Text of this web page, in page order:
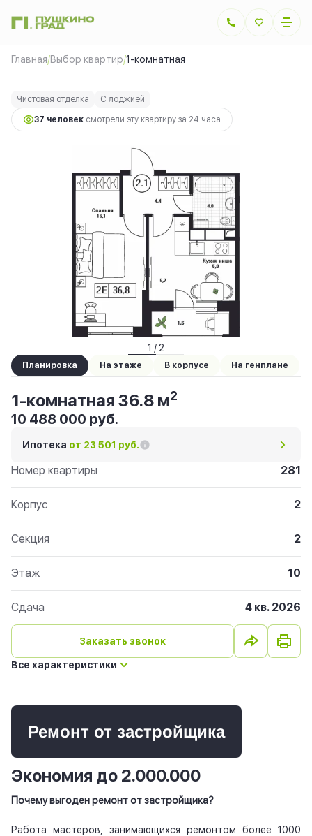
Главная/Выбор квартир/1-комнатная
Ипотекаот 23 501 руб.
Чистовая отделка С лоджией
37 человек смотрели эту квартиру за 24 часа
1 / 2
Планировка На этаже В корпусе На генплане
1-комнатная 36.8 м2
10 488 000 руб.
Ипотека от 23 501 руб.
Номер квартиры 281
Корпус 2
Секция 2
Этаж 10
Сдача 4 кв. 2026
Заказать звонок
Все характеристики
Ремонт от застройщика
Экономия до 2.000.000
Почему выгоден ремонт от застройщика?
Работа мастеров, занимающихся ремонтом более 1000